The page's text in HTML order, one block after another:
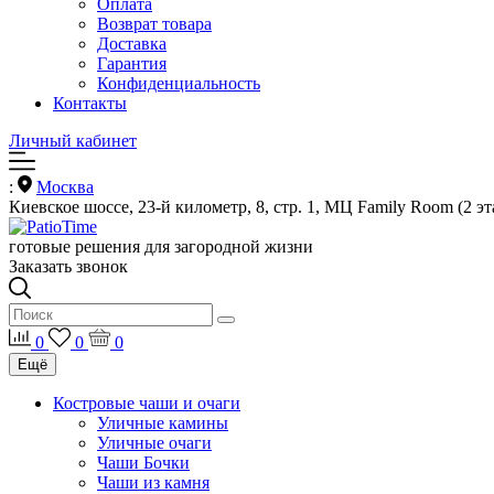
Оплата
Возврат товара
Доставка
Гарантия
Конфиденциальность
Контакты
Личный кабинет
:
Москва
Киевское шоссе, 23-й километр, 8, стр. 1, МЦ Family Room (2
готовые решения для загородной жизни
Заказать звонок
0 0 0
Ещё
Костровые чаши и очаги
Уличные камины
Уличные очаги
Чаши Бочки
Чаши из камня